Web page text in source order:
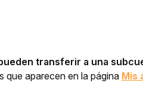
transferir a una
que aparecen en la página Mis